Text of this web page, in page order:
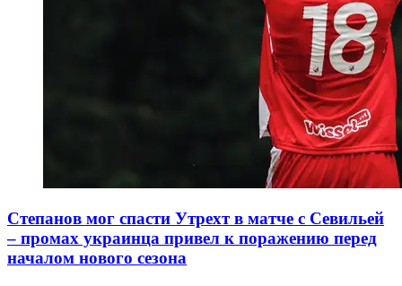
Степанов мог спасти Утрехт в матче с Севильей
– промах украинца привел к поражению перед
началом нового сезона